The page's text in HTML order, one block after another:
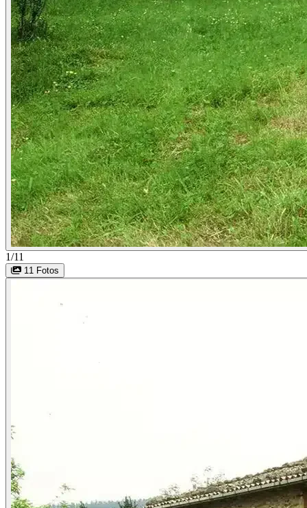
1/11
11 Fotos